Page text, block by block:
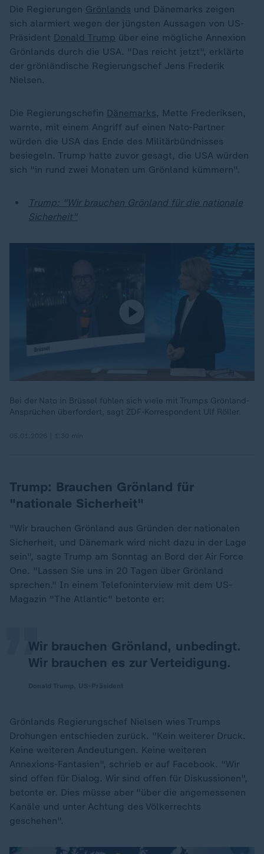
Die Regierungen Grönlands und Dänemarks zeigen
sich alarmiert wegen der jüngsten Aussagen von US-
Präsident Donald Trump über eine mögliche Annexion
Grönlands durch die USA. "Das reicht jetzt", erklärte
der grönländische Regierungschef Jens Frederik
Nielsen.
Die Regierungschefin Dänemarks, Mette Frederiksen,
warnte, mit einem Angriff auf einen Nato-Partner
würden die USA das Ende des Militärbündnisses
besiegeln. Trump hatte zuvor gesagt, die USA würden
sich "in rund zwei Monaten um Grönland kümmern".
Trump: "Wir brauchen Grönland für die nationale
Sicherheit"
Bei der Nato in Brüssel fühlen sich viele mit Trumps Grönland-
Ansprüchen überfordert, sagt ZDF-Korrespondent Ulf Röller.
Trump: Brauchen Grönland für
"nationale Sicherheit"
"Wir brauchen Grönland aus Gründen der nationalen
Sicherheit, und Dänemark wird nicht dazu in der Lage
sein", sagte Trump am Sonntag an Bord der Air Force
One. "Lassen Sie uns in 20 Tagen über Grönland
sprechen." In einem Telefoninterview mit dem US-
Magazin "The Atlantic" betonte er:
Wir brauchen Grönland, unbedingt.
Wir brauchen es zur Verteidigung.
„
Grönlands Regierungschef Nielsen wies Trumps
Drohungen entschieden zurück. "Kein weiterer Druck.
Keine weiteren Andeutungen. Keine weiteren
Annexions-Fantasien", schrieb er auf Facebook. "Wir
sind offen für Dialog. Wir sind offen für Diskussionen",
betonte er. Dies müsse aber "über die angemessenen
Kanäle und unter Achtung des Völkerrechts
geschehen".